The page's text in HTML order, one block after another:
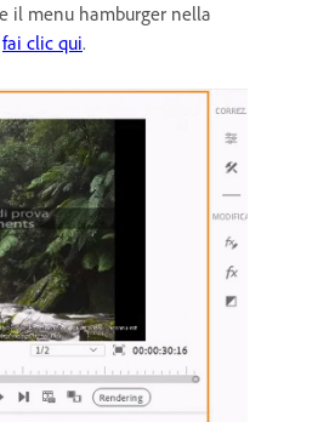
il menu hamburger nella
fai clic qui.